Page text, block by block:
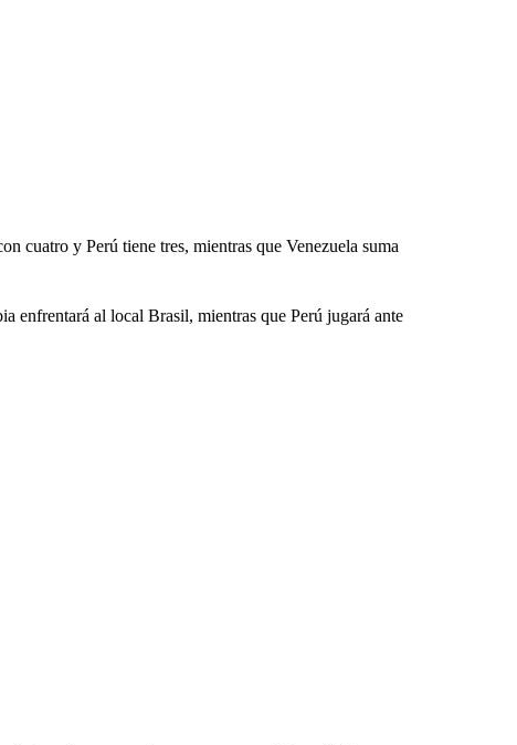
cuatro y Perú tiene tres, mientras que Venezuela suma
enfrentará al local Brasil, mientras que Perú jugará ante